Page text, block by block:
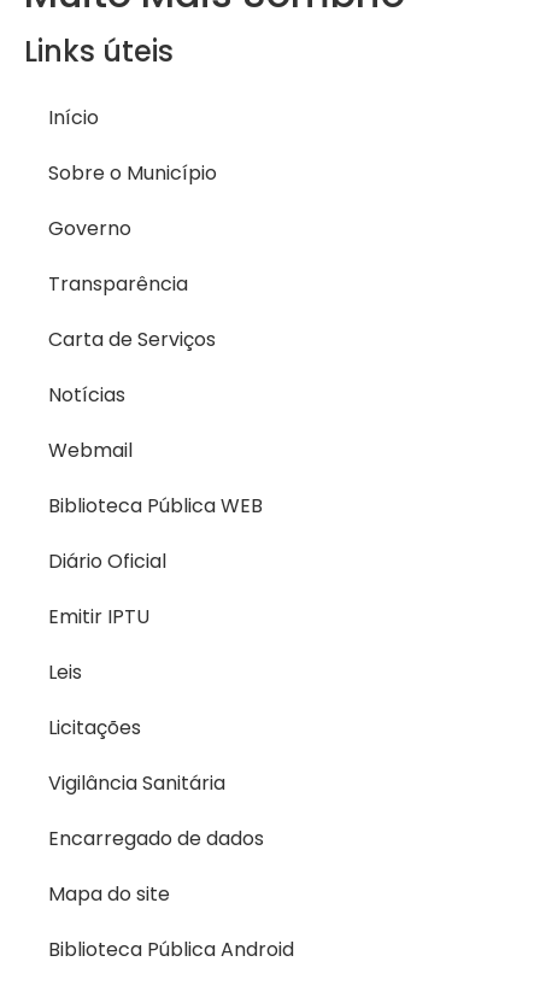
Links úteis
Início
Sobre o Município
Governo
Transparência
Carta de Serviços
Notícias
Webmail
Biblioteca Pública WEB
Diário Oficial
Emitir IPTU
Leis
Licitações
Vigilância Sanitária
Encarregado de dados
Mapa do site
Biblioteca Pública Android